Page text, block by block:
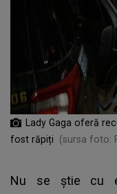
Lady Gaga oferă
fost răpiți
(sursa foto:
Nu se știe cu